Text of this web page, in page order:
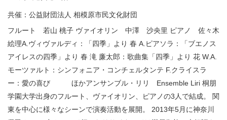
共催：公益財団法人 相模原市民文化財団
フルート 若山 桃子 ヴァイオリン 中澤 沙央里 ピアノ 佐々木
絵理A.ヴィヴァルディ：「四季」より 春 A.ピアソラ：「ブエノス
アイレスの四季」より 春 滝 廉太郎：歌曲集「四季」より 花 W.A.
モーツァルト：シンフォニア・コンチェルタンテ F.クライスラ
ー：愛の喜び ほかアンサンブル・リリ Ensemble Liri 桐朋
学園大学出身のフルート、ヴァイオリン、ピアノの3人で結成。 関
東を中心に様々なシーンで演奏活動を展開。 2013年5月に神奈川